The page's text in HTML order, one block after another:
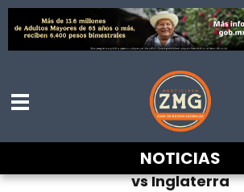
NOTICIAS
“Estoy encabr0n4disim0”:
reacciona a cambio de
vs Inglaterra